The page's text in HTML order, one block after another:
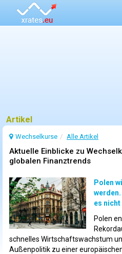
Artikel
Wechselkurse Alle Artikel
Aktuelle Einblicke zu
globalen Finanztrends
Polen
es
Polen
schnelles Wirtschaftswachstum
Außenpolitik zu einer